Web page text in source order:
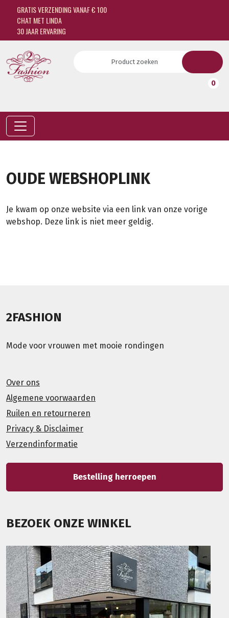
GRATIS VERZENDING VANAF € 100
CHAT MET LINDA
30 JAAR ERVARING
0
OUDE WEBSHOPLINK
Je kwam op onze website via een link van onze vorige
webshop. Deze link is niet meer geldig.
2FASHION
Mode voor vrouwen met mooie rondingen
Over ons
Algemene voorwaarden
Ruilen en retourneren
Privacy & Disclaimer
Verzendinformatie
Bestelling herroepen
BEZOEK ONZE WINKEL